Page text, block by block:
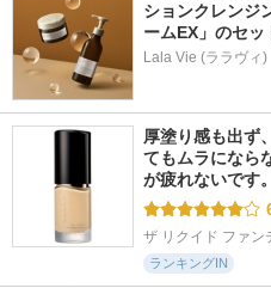
ションクレンジ
ームEX」のセッ
Lala Vie (ララヴィ)
厚塗り感も出ず
てもムラになら
が疲れないです
ザ リクイド ファン
ランキングIN